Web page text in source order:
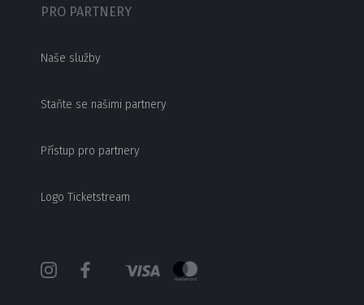
PRO PARTNERY
Naše služby
Staňte se našimi partnery
Přístup pro partnery
Logo Ticketstream